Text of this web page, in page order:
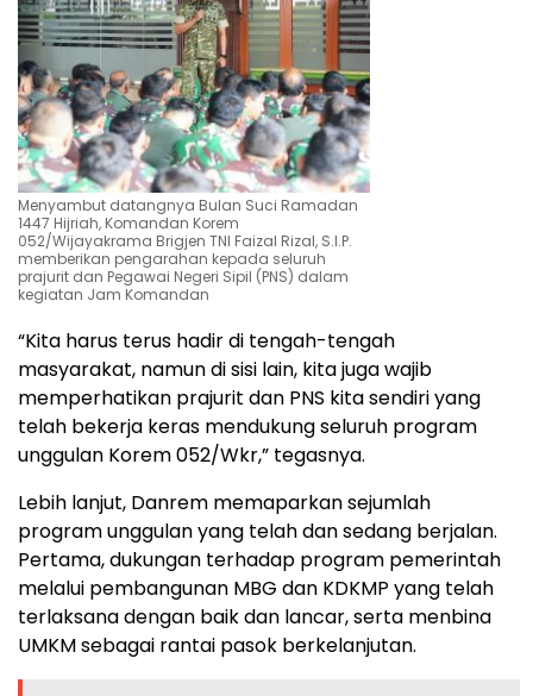
Menyambut datangnya Bulan Suci Ramadan
1447 Hijriah, Komandan Korem
052/Wijayakrama Brigjen TNI Faizal Rizal, S.I.P.
memberikan pengarahan kepada seluruh
prajurit dan Pegawai Negeri Sipil (PNS) dalam
kegiatan Jam Komandan
“Kita harus terus hadir di tengah-tengah
masyarakat, namun di sisi lain, kita juga wajib
memperhatikan prajurit dan PNS kita sendiri yang
telah bekerja keras mendukung seluruh program
unggulan Korem 052/Wkr,” tegasnya.
Lebih lanjut, Danrem memaparkan sejumlah
program unggulan yang telah dan sedang berjalan.
Pertama, dukungan terhadap program pemerintah
melalui pembangunan MBG dan KDKMP yang telah
terlaksana dengan baik dan lancar, serta menbina
UMKM sebagai rantai pasok berkelanjutan.